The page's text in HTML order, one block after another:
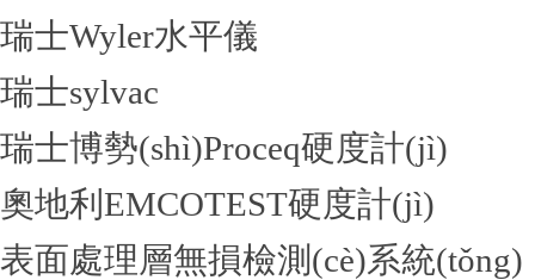
瑞士Wyler水平儀
瑞士sylvac
瑞士博勢(shì)Proceq硬度計(jì)
奧地利EMCOTEST硬度計(jì)
表面處理層無損檢測(cè)系統(tǒng)